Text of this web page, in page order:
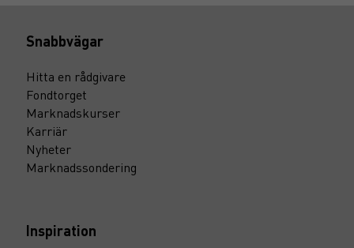
Snabbvägar
Hitta en rådgivare
Fondtorget
Marknadskurser
Karriär
Nyheter
Marknadssondering
Inspiration